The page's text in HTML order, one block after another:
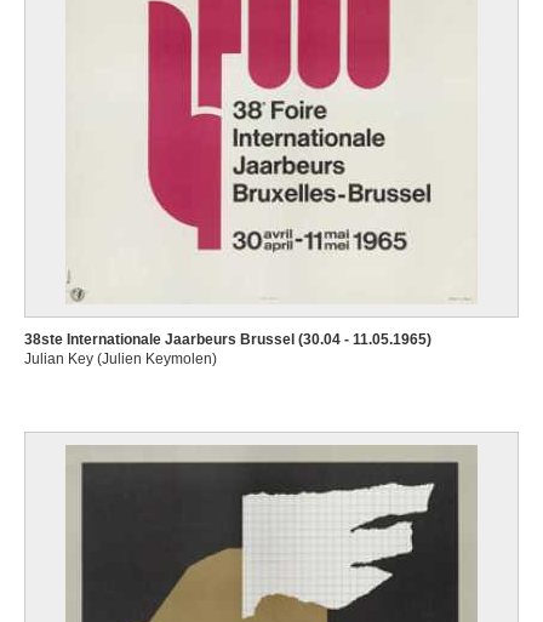
38ste Internationale Jaarbeurs Brussel (30.04 - 11.05.1965)
Julian Key (Julien Keymolen)